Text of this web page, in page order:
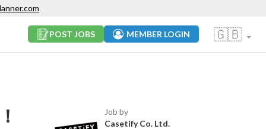
🇬🇧
POST JOBS MEMBER LOGIN
Job by
Casetify Co. Ltd.